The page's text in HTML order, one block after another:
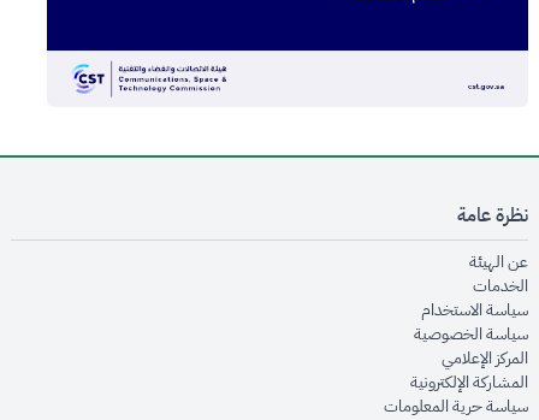
نظرة عامة
عن الهيئةopens in new window
الخدماتopens in new window
سياسة الاستخدام
سياسة الخصوصيةopens in new window
المركز الإعلاميopens in new window
المشاركة الإلكترونيةopens in new window
سياسة حرية المعلوماتopens in new window